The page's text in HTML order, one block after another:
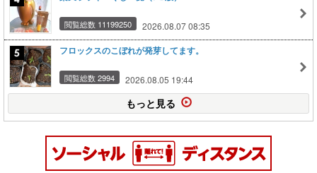
閲覧総数 11199250 2026.08.07 08:35
フロックスのこぼれが発芽してます。
閲覧総数 2994 2026.08.05 19:44
もっと見る